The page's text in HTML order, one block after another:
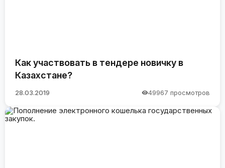
Как участвовать в тендере новичку в
Казахстане?
28.03.2019 49967 просмотров